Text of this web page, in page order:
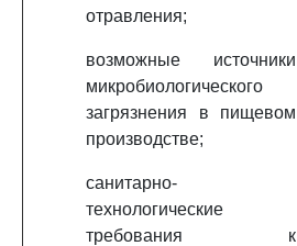
отравления;
возможные источники
микробиологического
загрязнения в пищевом
производстве;
санитарно-
технологические
требования к